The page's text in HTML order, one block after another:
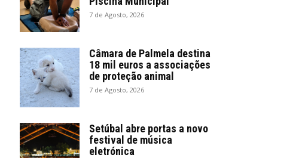
7 de Agosto, 2026
Câmara de Palmela destina
18 mil euros a associações
de proteção animal
7 de Agosto, 2026
Setúbal abre portas a novo
festival de música
eletrónica